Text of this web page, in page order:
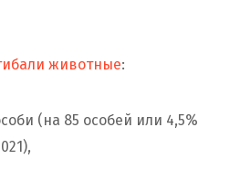
животные:
(на 85 особей или 4,5%